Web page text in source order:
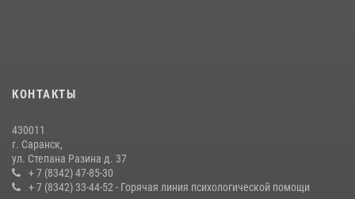
содействии сотрудников Росгвардии
Сотрудники Росгвардии обеспечили безопасность Всероссийского
конкурса профмастерства в Саранске
23 июля 2026, 11:54 4
КОНТАКТЫ
430011
г. Саранск,
ул. Степана Разина д. 37
+ 7 (8342) 47-85-30
+ 7 (8342) 33-44-52 - Горячая линия психологической помощи